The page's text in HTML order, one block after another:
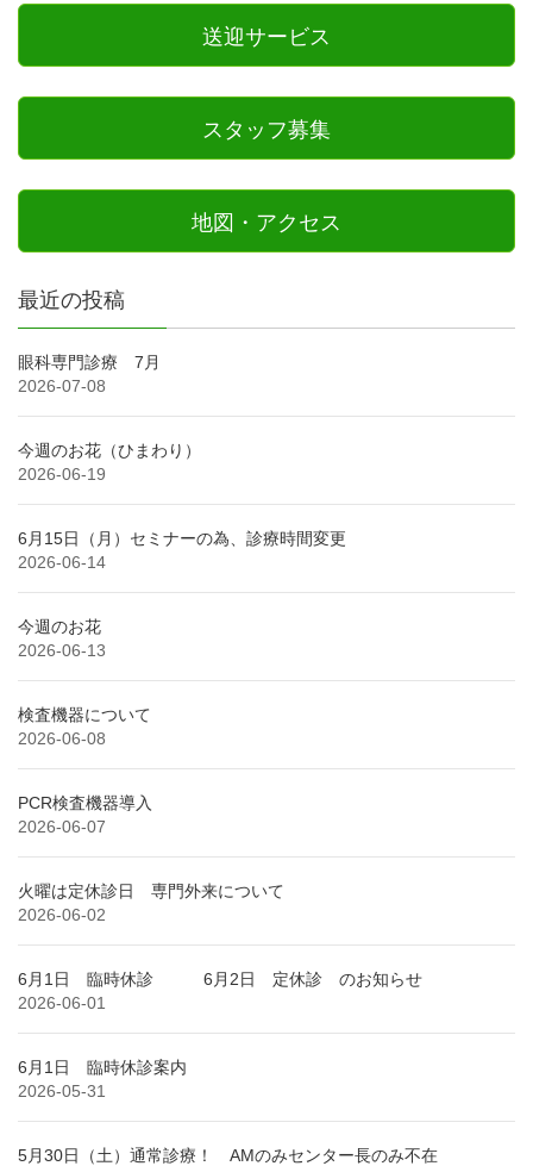
送迎サービス
スタッフ募集
地図・アクセス
最近の投稿
眼科専門診療 7月
2026-07-08
今週のお花（ひまわり）
2026-06-19
6月15日（月）セミナーの為、診療時間変更
2026-06-14
今週のお花
2026-06-13
検査機器について
2026-06-08
PCR検査機器導入
2026-06-07
火曜は定休診日 専門外来について
2026-06-02
6月1日 臨時休診 6月2日 定休診 のお知らせ
2026-06-01
6月1日 臨時休診案内
2026-05-31
5月30日（土）通常診療！ AMのみセンター長のみ不在